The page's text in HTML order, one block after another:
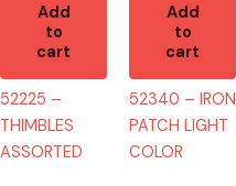
Add
to
cart
52225 –
THIMBLES
ASSORTED
Add
to
cart
52340 – IRON
PATCH LIGHT
COLOR